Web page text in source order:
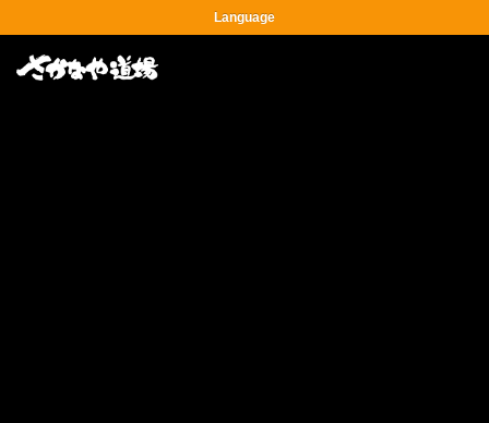
Language